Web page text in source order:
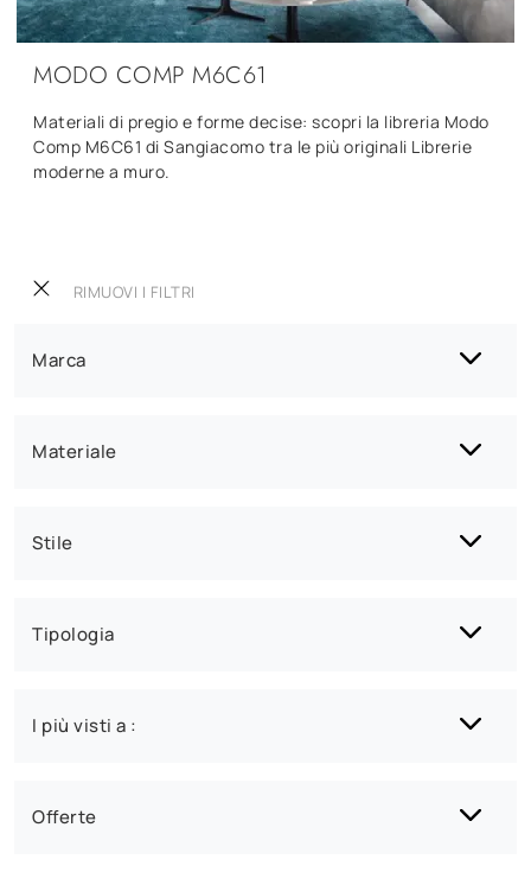
RIMUOVI I FILTRI
Marca
Materiale
Stile
Tipologia
I più visti a :
Offerte
MODO COMP M6C61
Materiali di pregio e forme decise: scopri la libreria Modo
Comp M6C61 di Sangiacomo tra le più originali Librerie
moderne a muro.